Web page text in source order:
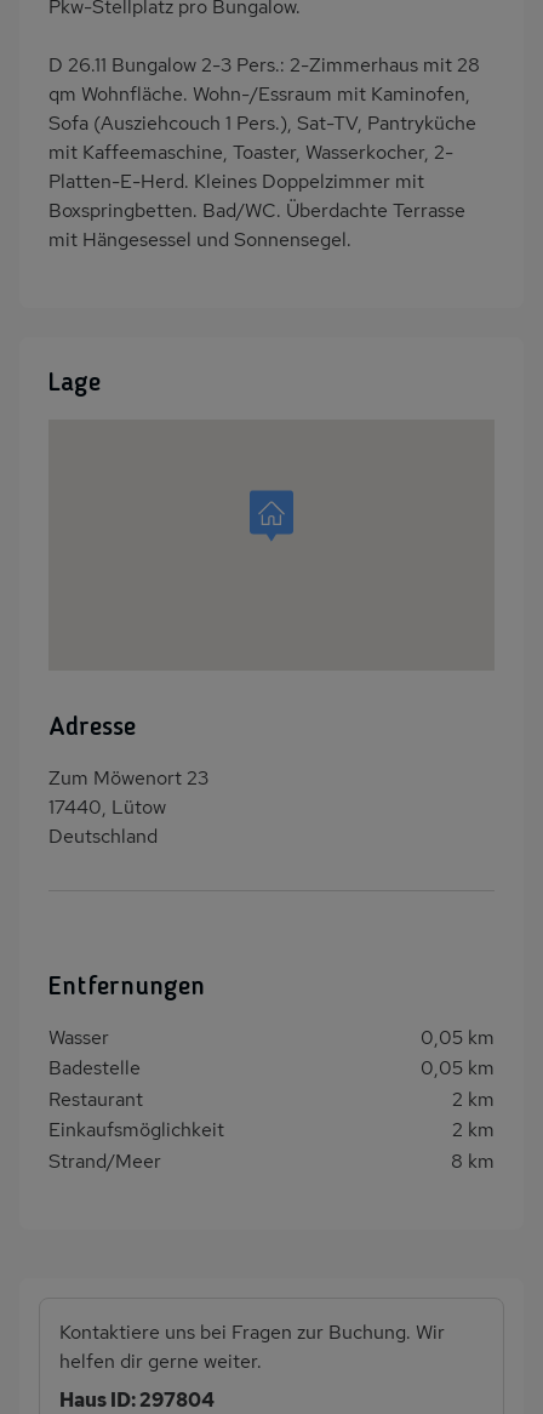
Pkw-Stellplatz pro Bungalow.
D 26.11 Bungalow 2-3 Pers.: 2-Zimmerhaus mit 28
qm Wohnfläche. Wohn-/Essraum mit Kaminofen,
Sofa (Ausziehcouch 1 Pers.), Sat-TV, Pantryküche
mit Kaffeemaschine, Toaster, Wasserkocher, 2-
Platten-E-Herd. Kleines Doppelzimmer mit
Boxspringbetten. Bad/WC. Überdachte Terrasse
mit Hängesessel und Sonnensegel.
Lage
Adresse
Zum Möwenort 23
17440, Lütow
Deutschland
Entfernungen
Wasser
0,05 km
Badestelle
0,05 km
Restaurant
2 km
Einkaufsmöglichkeit
2 km
Strand/Meer
8 km
Kontaktiere uns bei Fragen zur Buchung. Wir
helfen dir gerne weiter.
Haus ID: 297804